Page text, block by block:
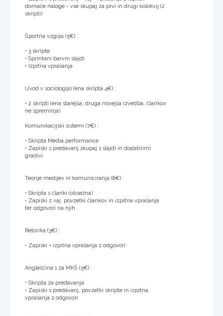
domače naloge - vse skupaj za prvi in drugi kolokvij (2
skripti)
Športna vzgoja (5€) :
• 3 skripte
• Sprintani barvni slajdi
• Izpitna vprašanja
Uvod v sociologijo (ena skripta 4€) :
• 2 skripti (ena starejša, druga novejša izvedba, člankov
ne spreminja)
Komunikacijski sistemi (7€) :
• Skripta Media performance
• Zapiski s predavanj skupaj s slajdi in dodatnimi
gradivi
Teorije medijev in komuniciranja (8€) :
• Skripta s članki (obsežna)
• Zapiski z vaj, povzetki člankov in izpitna vprašanja
ter odgovori na njih
Retorika (3€) :
• Zapiski + izpitna vprašanja z odgovori
Angleščina 1 za MKŠ (5€) :
• Skripta za predavanja
• Zapiski s predavanj, povzetki skripte in izpitna
vprašanja z odgovori